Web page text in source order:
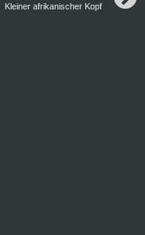
Kleiner afrikanischer Kopf